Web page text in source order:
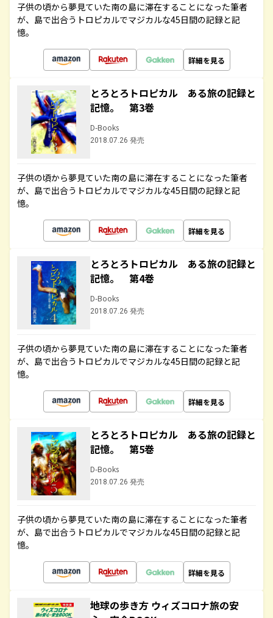
子供の頃から夢見ていた南の島に滞在することになった筆者
が、島で出合うトロピカルでマジカルな45日間の記録と記
憶。
詳細を見る
とろとろトロピカル ある旅の記録と
記憶。 第3巻
D-Books
2018.07.26 発売
子供の頃から夢見ていた南の島に滞在することになった筆者
が、島で出合うトロピカルでマジカルな45日間の記録と記
憶。
詳細を見る
とろとろトロピカル ある旅の記録と
記憶。 第4巻
D-Books
2018.07.26 発売
子供の頃から夢見ていた南の島に滞在することになった筆者
が、島で出合うトロピカルでマジカルな45日間の記録と記
憶。
詳細を見る
とろとろトロピカル ある旅の記録と
記憶。 第5巻
D-Books
2018.07.26 発売
子供の頃から夢見ていた南の島に滞在することになった筆者
が、島で出合うトロピカルでマジカルな45日間の記録と記
憶。
詳細を見る
地球の歩き方 ウィズコロナ旅の安